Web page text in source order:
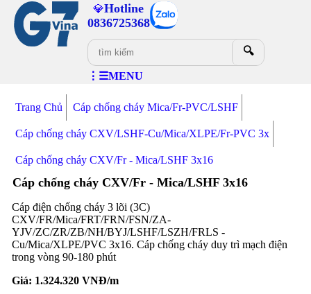
💎Hotline
0836725368
🔍
⋮☰MENU
Trang Chủ Cáp chống cháy Mica/Fr-PVC/LSHF
Cáp chống cháy CXV/LSHF-Cu/Mica/XLPE/Fr-PVC 3x
Cáp chống cháy CXV/Fr - Mica/LSHF 3x16
Cáp chống cháy CXV/Fr - Mica/LSHF 3x16
Cáp điện chống cháy 3 lõi (3C)
CXV/FR/Mica/FRT/FRN/FSN/ZA-
YJV/ZC/ZR/ZB/NH/BYJ/LSHF/LSZH/FRLS -
Cu/Mica/XLPE/PVC 3x16. Cáp chống cháy duy trì mạch điện
trong vòng 90-180 phút
Giá: 1.324.320VNĐ/m